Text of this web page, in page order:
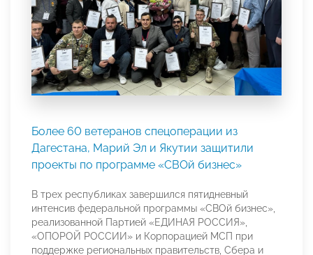
Более 60 ветеранов спецоперации из
Дагестана, Марий Эл и Якутии защитили
проекты по программе «СВОй бизнес»
В трех республиках завершился пятидневный
интенсив федеральной программы «СВОй бизнес»,
реализованной Партией «ЕДИНАЯ РОССИЯ»,
«ОПОРОЙ РОССИИ» и Корпорацией МСП при
поддержке региональных правительств, Сбера и